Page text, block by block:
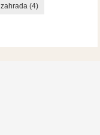
zahrada (4)